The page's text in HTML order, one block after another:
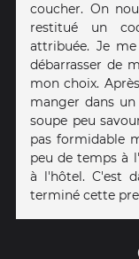
coucher. On
restitué un
attribuée. Je
débarrasser de
mon choix.
manger dans
soupe peu
pas formidable
peu de temps à
à l'hôtel. C'est
terminé cette